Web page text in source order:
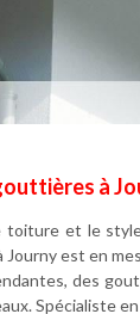
à
toiture et le
Journy est en
des
Spécialiste